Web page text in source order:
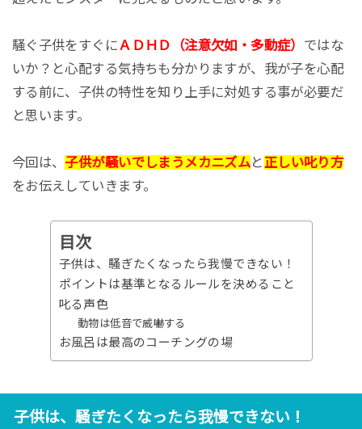
騒ぐ子供をすぐに ＡＤＨＤ（注意欠如・多動症） ではな
いか？と心配する気持ちも分かりますが、我が子を心配
する前に、子供の特性を知り上手に対処する事が必要だ
と思います。
今回は、 子供が騒いでしまうメカニズムと 正しい叱り方
をお伝えしていきます。
目次
子供は、騒ぎたくなったら我慢できない！
ポイントは基準となるルールを決めること
叱る声色
動物は低音で威嚇する
お風呂は最高のコーチングの場
子供は、騒ぎたくなったら我慢できない！